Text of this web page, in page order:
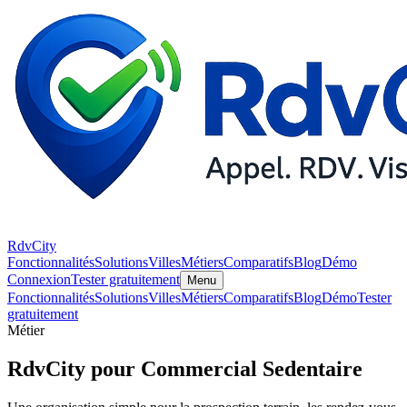
RdvCity
FonctionnalitésSolutionsVillesMétiersComparatifsBlogDémo
ConnexionTester gratuitement Menu
FonctionnalitésSolutionsVillesMétiersComparatifsBlogDémoTester
gratuitement
Métier
RdvCity pour Commercial Sedentaire